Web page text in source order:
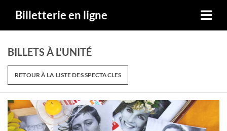
Billetterie en ligne
BILLETS À L'UNITÉ
RETOUR À LA LISTE DES SPECTACLES